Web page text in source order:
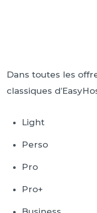
Dans toutes les
classiques
Light
Perso
Pro
Pro+